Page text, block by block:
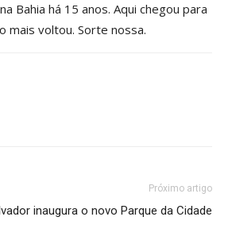
Bahia há 15 anos. Aqui chegou para
mais voltou. Sorte nossa.
Próximo artigo
inaugura o novo Parque da Cidade